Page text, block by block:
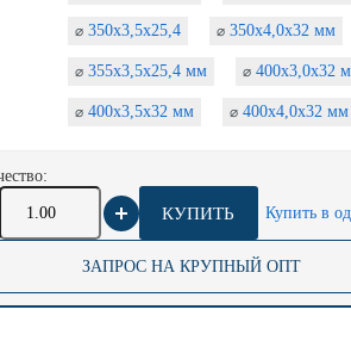
⌀350х3,5х25,4 ⌀350х4,0х32 мм
⌀355х3,5х25,4 мм ⌀400х3,0х32
⌀400х3,5х32 мм ⌀400х4,0х32 мм
КУПИТЬ Купить в
ЗАПРОС НА КРУПНЫЙ ОПТ